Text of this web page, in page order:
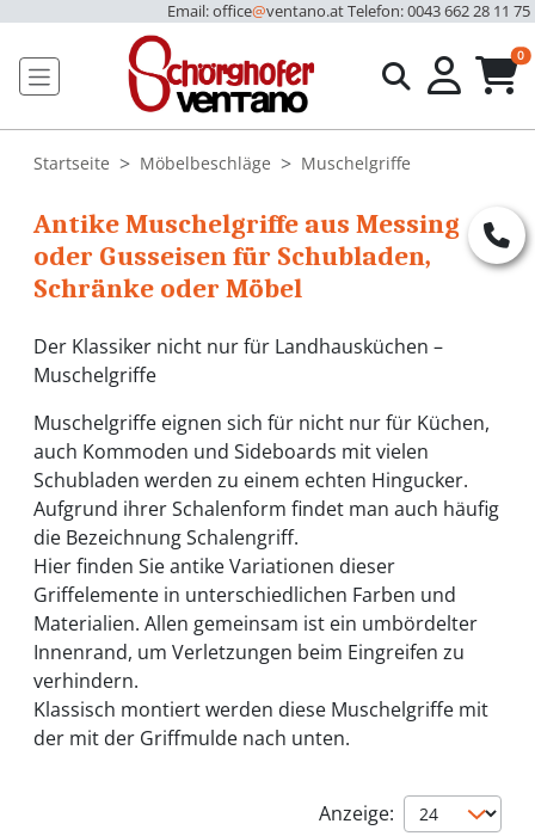
Email: office@ventano.atTelefon: 0043 662 28 11 75
0
Startseite Möbelbeschläge Muschelgriffe
Antike Muschelgriffe aus Messing
oder Gusseisen für Schubladen,
Schränke oder Möbel
Der Klassiker nicht nur für Landhausküchen –
Muschelgriffe
Muschelgriffe eignen sich für nicht nur für Küchen,
auch Kommoden und Sideboards mit vielen
Schubladen werden zu einem echten Hingucker.
Aufgrund ihrer Schalenform findet man auch häufig
die Bezeichnung Schalengriff.
Hier finden Sie antike Variationen dieser
Griffelemente in unterschiedlichen Farben und
Materialien. Allen gemeinsam ist ein umbördelter
Innenrand, um Verletzungen beim Eingreifen zu
verhindern.
Klassisch montiert werden diese Muschelgriffe mit
der mit der Griffmulde nach unten.
Anzeige: